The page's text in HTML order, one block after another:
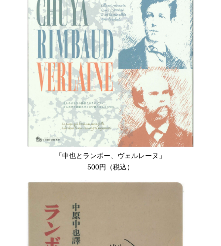
「中也とランボー、ヴェルレーヌ」
500円（税込）